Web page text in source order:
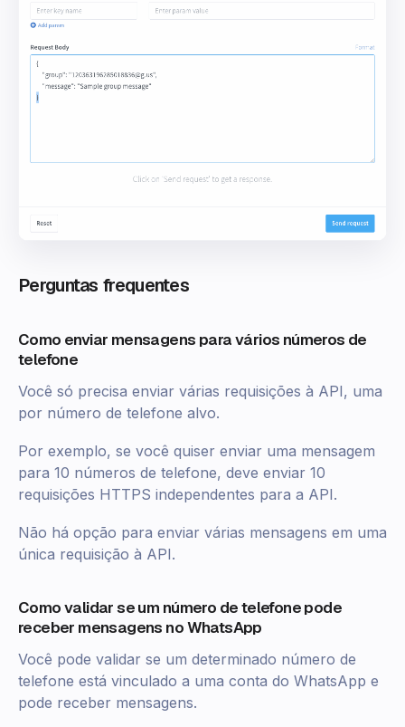
Perguntas frequentes
Como enviar mensagens para vários números de
telefone
Você só precisa enviar várias requisições à API, uma
por número de telefone alvo.
Por exemplo, se você quiser enviar uma mensagem
para 10 números de telefone, deve enviar 10
requisições HTTPS independentes para a API.
Não há opção para enviar várias mensagens em uma
única requisição à API.
Como validar se um número de telefone pode
receber mensagens no WhatsApp
Você pode validar se um determinado número de
telefone está vinculado a uma conta do WhatsApp e
pode receber mensagens.